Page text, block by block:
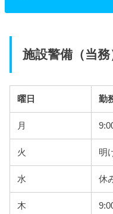
施設警備（当
曜日 勤
月
火 明
水 休
木